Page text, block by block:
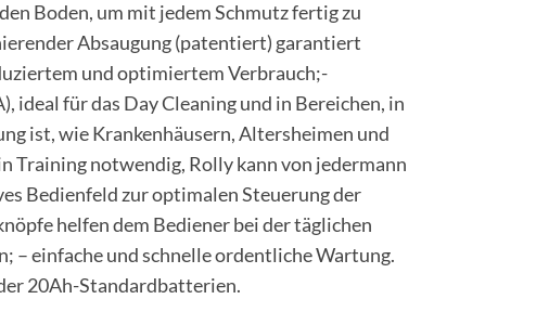
Boden, um mit jedem Schmutz fertig zu
Absaugung (patentiert) garantiert
und optimiertem Verbrauch;-
ideal für das Day Cleaning und in Bereichen, in
ist, wie Krankenhäusern, Altersheimen und
Training notwendig, Rolly kann von jedermann
Bedienfeld zur optimalen Steuerung der
helfen dem Bediener bei der täglichen
– einfache und schnelle ordentliche Wartung.
20Ah-Standardbatterien.